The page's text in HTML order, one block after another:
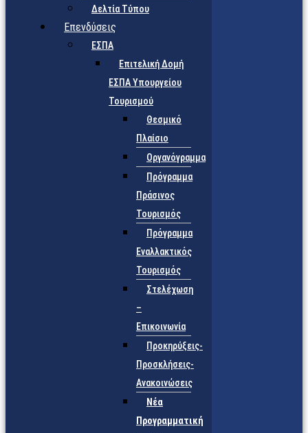
Δελτία Τύπου
Επενδύσεις
ΕΣΠΑ
Επιτελική Δομή
ΕΣΠΑ Υπουργείου
Τουρισμού
Θεσμικό
Πλαίσιο
Οργανόγραμμα
Πρόγραμμα
Πράσινος
Τουρισμός
Πρόγραμμα
Εναλλακτικός
Τουρισμός
Στελέχωση
–
Επικοινωνία
Προκηρύξεις-
Προσκλήσεις-
Ανακοινώσεις
Νέα
Προγραμματική